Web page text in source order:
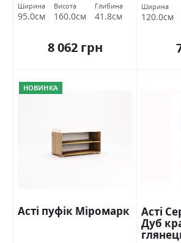
Ширина
95.0см
Висота
160.0см
Глибина
41.8см
8 062 грн
Ширина
120.0см
НОВИНКА
Асті пуфік Міромарк
Асті
Дуб